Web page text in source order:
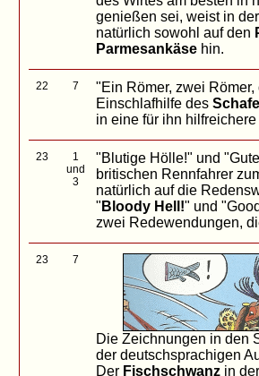
genießen sei, weist in
natürlich sowohl auf den
Parmesankäse hin.
22 7
"Ein Römer, zwei
Einschlafhilfe des
in eine für ihn
23
1
und
3
"Blutige Hölle!" und
britischen Rennfahrer
natürlich auf die
" Bloody Hell!" und
zwei Redewendungen,
23 7
Die Zeichnungen in den
der deutschsprachigen
Der Fischschwanz in